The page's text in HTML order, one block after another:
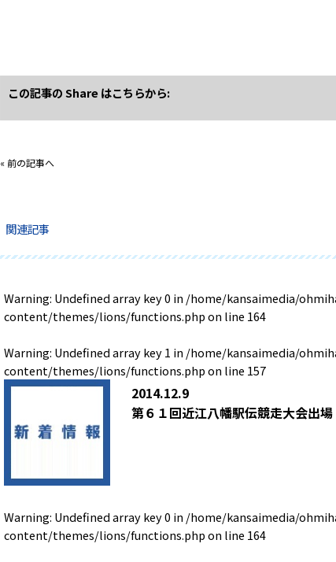
この記事の Share はこちらから:
« 前の記事へ
関連記事
Warning: Undefined array key 0 in /home/kansaimedia/
content/themes/lions/functions.phpon line 164
Warning: Undefined array key 1 in /home/kansaimedia/
content/themes/lions/functions.phpon line 157
2014.12.9
第６１回近江八幡駅伝競走大会出場
Warning: Undefined array key 0 in /home/kansaimedia/
content/themes/lions/functions.phpon line 164